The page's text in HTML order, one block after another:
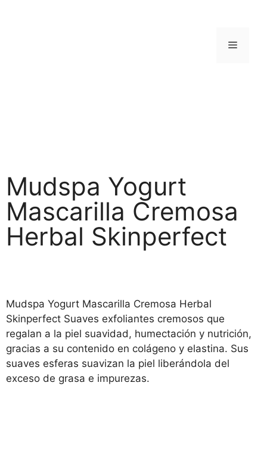
Mudspa Yogurt
Mascarilla Cremosa
Herbal Skinperfect
Mudspa Yogurt Mascarilla Cremosa Herbal
Skinperfect Suaves exfoliantes cremosos que
regalan a la piel suavidad, humectación y nutrición,
gracias a su contenido en colágeno y elastina. Sus
suaves esferas suavizan la piel liberándola del
exceso de grasa e impurezas.